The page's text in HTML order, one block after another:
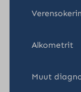
Alkometrit
Muut